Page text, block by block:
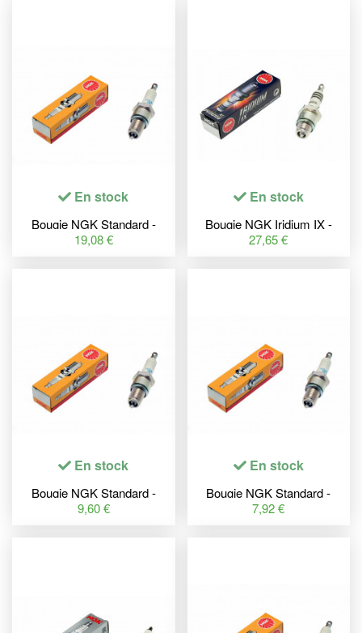
En stock
Bougie NGK Standard -
BPZ8HS-10
19,08 €
En stock
Bougie NGK Iridium IX -
BR9ECMIX
27,65 €
En stock
Bougie NGK Standard -
CR8HSA
9,60 €
En stock
Bougie NGK Standard -
DR8ES-L
7,92 €